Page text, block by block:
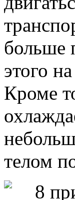
больше
этого
Кроме
телом